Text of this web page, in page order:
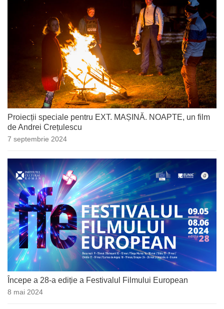
Proiecții speciale pentru EXT. MAȘINĂ. NOAPTE, un film
de Andrei Crețulescu
7 septembrie 2024
Începe a 28-a ediție a Festivalul Filmului European
8 mai 2024